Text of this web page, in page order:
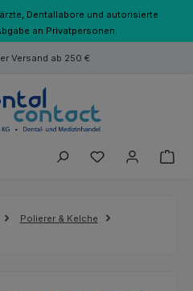
Dentallabore und autorisierte
an Privatpersonen.
Versand ab 250 €
Du hast 0
Polierer & Kelche